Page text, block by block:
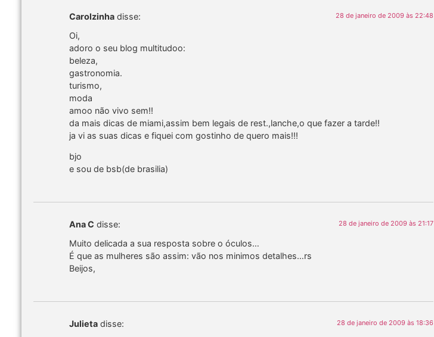
Carolzinha disse: 28 de janeiro de 2009 às 22:48
Oi,
adoro o seu blog multitudoo:
beleza,
gastronomia.
turismo,
moda
amoo não vivo sem!!
da mais dicas de miami,assim bem legais de rest.,lanche,o que fazer a tarde!!
ja vi as suas dicas e fiquei com gostinho de quero mais!!!
bjo
e sou de bsb(de brasilia)
Ana C disse: 28 de janeiro de 2009 às 21:17
Muito delicada a sua resposta sobre o óculos…
É que as mulheres são assim: vão nos minimos detalhes…rs
Beijos,
Julieta disse: 28 de janeiro de 2009 às 18:36